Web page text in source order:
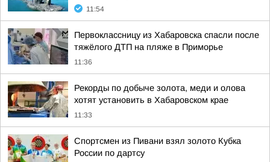
11:54
Первоклассницу из Хабаровска спасли после
тяжёлого ДТП на пляже в Приморье
11:36
Рекорды по добыче золота, меди и олова
хотят установить в Хабаровском крае
11:33
Спортсмен из Пивани взял золото Кубка
России по дартсу